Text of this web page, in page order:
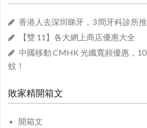
香港人去深圳睇牙，3 間牙科診所
【雙 11】各大網上商店優惠大全
中國移動 CMHK 光纖寬頻優惠，
蚊！
敗家精開箱文
開箱文